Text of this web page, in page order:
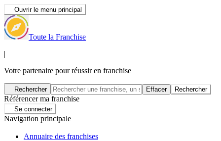
Ouvrir le menu principal
Toute la Franchise
|
Votre partenaire pour réussir en franchise
Rechercher Effacer Rechercher
Référencer ma franchise
Se connecter
Navigation principale
Annuaire des franchises